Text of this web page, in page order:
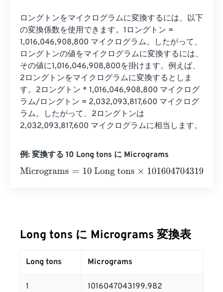
ロングトンをマイクログラムに変換するには、以下
の変換係数を使用できます。1ロングトン =
1,016,046,908,800 マイクログラム。したがって、
ロングトンの値をマイクログラムに変換するには、
その値に1,016,046,908,800を掛けます。例えば、
2ロングトンをマイクログラムに変換するとしま
す。2ロングトン * 1,016,046,908,800 マイクログ
ラム/ロングトン = 2,032,093,817,600 マイクログ
ラム。したがって、2ロングトンは
2,032,093,817,600 マイクログラムに相当します。
例: 変換する 10 Long tons に Micrograms
Micrograms=10 Long tons×1016047043199.982=
Long tons に Micrograms 変換表
Long tons Micrograms
1 1016047043199.982